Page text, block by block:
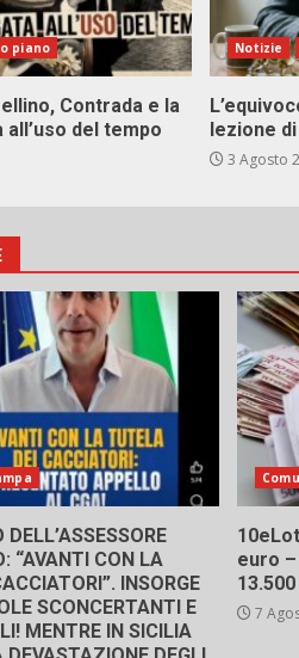
piano
Contrada e la
del tempo
Notizie
lezione
3 Agosto
“AVANTI CON LA
INSORGE
SCONCERTANTI E
MENTRE IN SICILIA
euro
7